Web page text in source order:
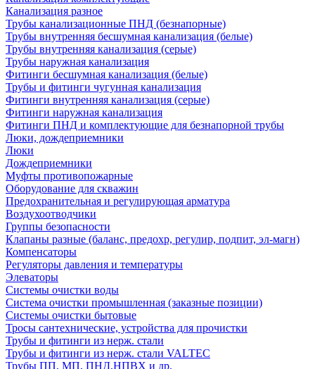
Канализация разное
Трубы канализационные ПНД (безнапорные)
Трубы внутренняя бесшумная канализация (белые)
Трубы внутренняя канализация (серые)
Трубы наружная канализация
Фитинги бесшумная канализация (белые)
Трубы и фитинги чугунная канализация
Фитинги внутренняя канализация (серые)
Фитинги наружная канализация
Фитинги ПНД и комплектующие для безнапорной трубы
Люки, дождеприемники
Люки
Дождеприемники
Муфты противопожарные
Оборудование для скважин
Предохранительная и регулирующая арматура
Воздухоотводчики
Группы безопасности
Клапаны разные (баланс, предохр, регулир, подпит, эл-магн)
Компенсаторы
Регуляторы давления и температуры
Элеваторы
Системы очистки воды
Система очистки промышленная (заказные позиции)
Системы очистки бытовые
Тросы сантехнические, устройства для прочистки
Трубы и фитинги из нерж. стали
Трубы и фитинги из нерж. стали VALTEC
Трубы ПП, МП, ПНД,НПВХ и др.